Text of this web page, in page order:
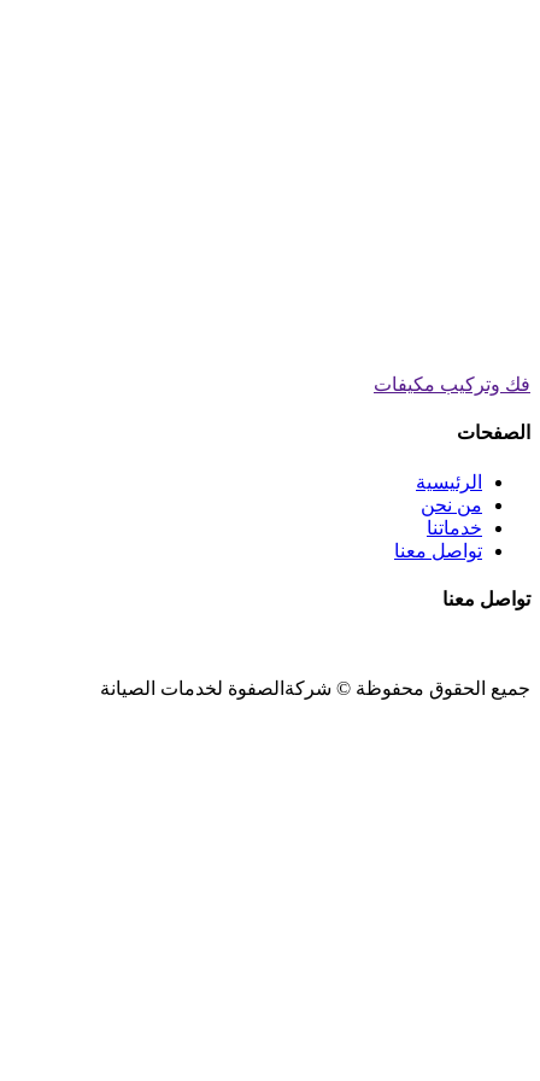
فك وتركيب مكيفات
الصفحات
الرئيسية
من نحن
خدماتنا
تواصل معنا
تواصل معنا
جميع الحقوق محفوظة © شركةالصفوة لخدمات الصيانة